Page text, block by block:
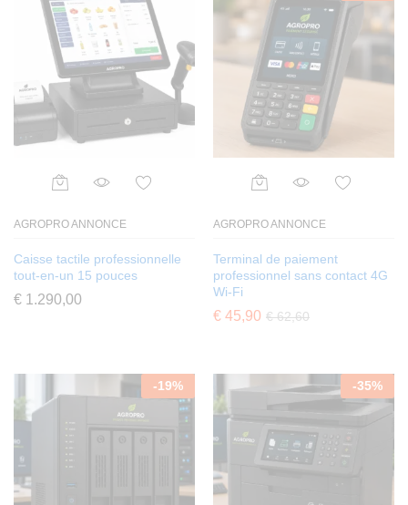
AGROPRO ANNONCE
Caisse tactile professionnelle
tout-en-un 15 pouces
€ 1.290,00
AGROPRO ANNONCE
Terminal de paiement
professionnel sans contact 4G
Wi-Fi
€ 45,90 €62,60
-19% -35%